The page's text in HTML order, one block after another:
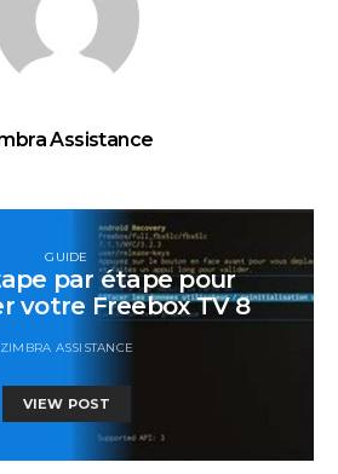
Assistance
GUIDE
par étape pour
votre Freebox TV 8
ZIMBRA ASSISTANCE
VIEW POST